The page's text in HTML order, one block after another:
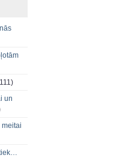
un
meitai